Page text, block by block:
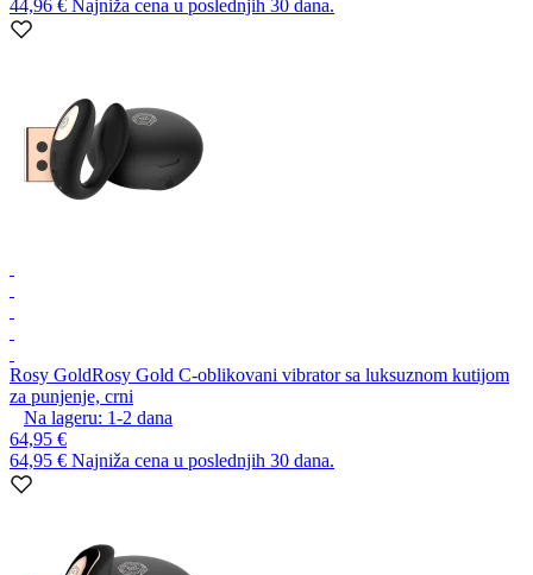
44,96 € Najniža cena u poslednjih 30 dana.
Rosy GoldRosy Gold C-oblikovani vibrator sa luksuznom kutijom
za punjenje, crni
Na lageru: 1-2 dana
64,95 €
64,95 € Najniža cena u poslednjih 30 dana.